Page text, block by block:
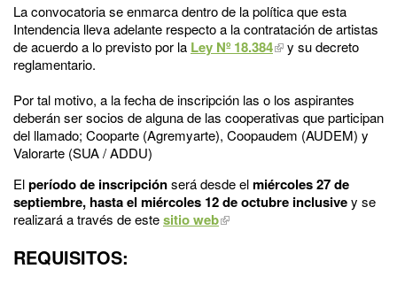
La convocatoria se enmarca dentro de la política que esta
Intendencia lleva adelante respecto a la contratación de artistas
de acuerdo a lo previsto por la Ley Nº 18.384
y su decreto
reglamentario.
Por tal motivo, a la fecha de inscripción las o los aspirantes
deberán ser socios de alguna de las cooperativas que participan
del llamado; Cooparte (Agremyarte), Coopaudem (AUDEM) y
Valorarte (SUA / ADDU)
Elperíodo de inscripciónserá desde elmiércoles 27 de
septiembre, hasta el miércoles 12 de octubre inclusivey se
realizará a través de estesitio web
REQUISITOS: